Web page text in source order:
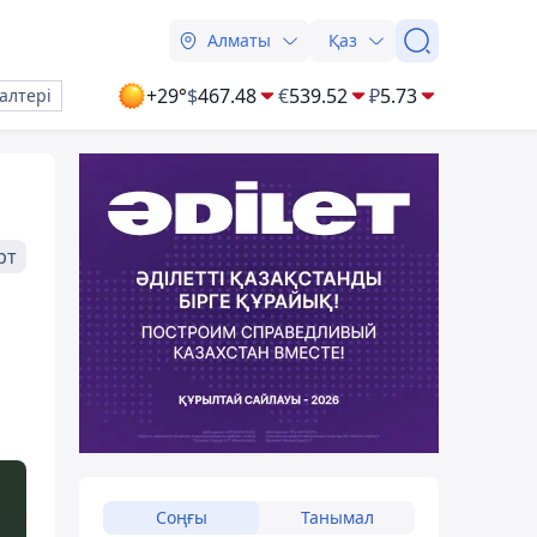
Алматы Қаз
+29°$467.48 €539.52 ₽5.73
Соңғы Танымал